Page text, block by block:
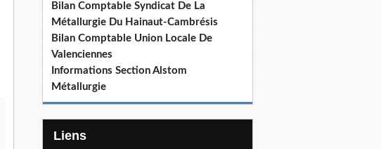
Bilan Comptable Syndicat De La
Métallurgie Du Hainaut-Cambrésis
Bilan Comptable Union Locale De
Valenciennes
Informations Section Alstom
Métallurgie
Liens